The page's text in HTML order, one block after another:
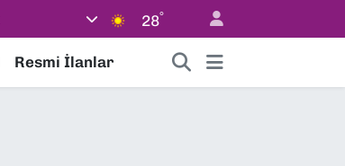
28°
Resmi İlanlar